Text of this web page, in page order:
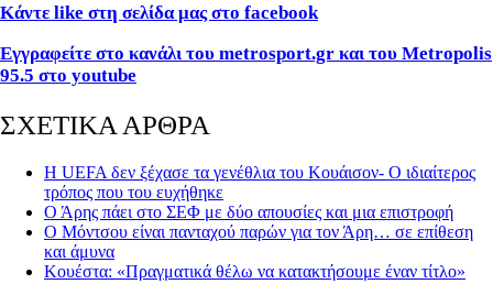
Κάντε like στη σελίδα μας στο facebook
Εγγραφείτε στο κανάλι του metrosport.gr και του Metropolis
95.5 στο youtube
ΣΧΕΤΙΚΑ ΑΡΘΡΑ
Η UEFA δεν ξέχασε τα γενέθλια του Κουάισον- Ο ιδιαίτερος
τρόπος που του ευχήθηκε
Ο Άρης πάει στο ΣΕΦ με δύο απουσίες και μια επιστροφή
Ο Μόντσου είναι πανταχού παρών για τον Άρη… σε επίθεση
και άμυνα
Κουέστα: «Πραγματικά θέλω να κατακτήσουμε έναν τίτλο»